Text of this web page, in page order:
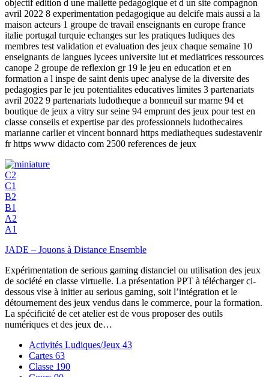
objectif edition d une mallette pedagogique et d un site compagnon
avril 2022 8 experimentation pedagogique au delcife mais aussi a la
maison acteurs 1 groupe de travail enseignants en europe france
italie portugal turquie echanges sur les pratiques ludiques des
membres test validation et evaluation des jeux chaque semaine 10
enseignants de langues lycees universite iut et mediatrices ressources
canope 2 groupe de reflexion gr 19 le jeu en education et en
formation a l inspe de saint denis upec analyse de la diversite des
pedagogies par le jeu potentialites educatives limites 3 partenariats
avril 2022 9 partenariats ludotheque a bonneuil sur marne 94 et
boutique de jeux a vitry sur seine 94 emprunt des jeux pour test en
classe conseils et expertise par des professionnels ludothecaires
marianne carlier et vincent bonnard https mediatheques sudestavenir
fr https www didacto com 2500 references de jeux
C2
C1
B2
B1
A2
A1
JADE – Jouons à Distance Ensemble
Expérimentation de serious gaming distanciel ou utilisation des jeux
de société en classe virtuelle. La présentation PPT à télécharger ci-
dessous vise à initier au serious gaming, soit l’intégration et le
détournement des jeux vendus dans le commerce, pour la formation.
La spécificité de cet atelier est de vous proposer des outils
numériques et des jeux de…
Activités Ludiques/Jeux 43
Cartes 63
Classe 190